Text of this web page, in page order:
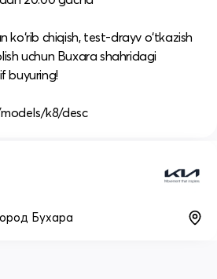
ko‘rib chiqish, test-drayv o‘tkazish
uchun Buxara shahridagi
buyuring!
k8/desc
Бухара